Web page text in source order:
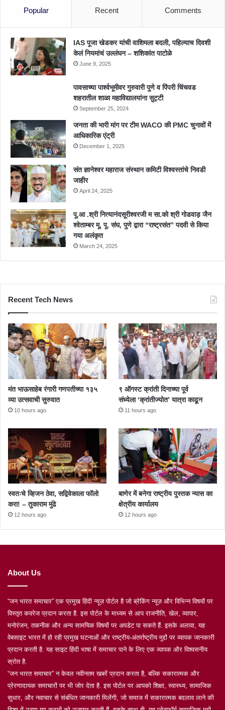
Popular Recent Comments
IAS पूजा खेडकर यांची वाशिमला बदली, पहिल्याच दिवशी
केलं नियमांचं उल्लंघन – शशिकांत पाटोळे
June 9, 2025
पावसाच्या पार्श्वभूमीवर गुरुवारी पुणे व पिंपरी चिंचवड
शहरातील शाळा महाविद्यालयांना सुट्टी
September 25, 2024
जनता की भारी मांग पर टीम WACO की PMC चुनावों में
आधिकारिक एंट्री
December 1, 2025
संत ज्ञानेश्वर महाराज संस्थान कमिटी विश्वस्तांचे निवडी
जाहीर
April 24, 2025
पू.आ .श्री नित्यानंदसूरीश्वरजी म सा.को श्री गोडवाड़ जैन
श्वेताम्बर मू. पू. संघ, पुणे द्वारा “राष्ट्रसंत” पदवी से किया
गया अलंकृत
March 24, 2025
Recent Tech News
मंत भाऊसाहेब रंगारी गणपतीच्या १३५
व्या उत्सवाची सुरुवात
10 hours ago
९ ऑगस्ट क्रांती दिनाच्या पूर्व
संध्येला ‘क्रांतीज्योत’ यात्रा काढून
11 hours ago
स्वतःचे व्हिजन ठेवा, सद्विवेकाला फॉलो
करा! – तुकाराम मुंढे
12 hours ago
बाणेर में बनेगा राष्ट्रीय पुस्तक न्यास का
क्षेत्रीय कार्यालय
12 hours ago
About Us
“जन भारत समाचार” एक प्रमुख हिंदी न्यूज़ पोर्टल है जो ब्रेकिंग न्यूज़ और विभिन्न विषयों पर
विस्तृत कवरेज प्रदान करता है. इस पोर्टल के माध्यम से आप राजनीति, खेल, व्यापार,
मनोरंजन, तकनीक और अन्य सामयिक विषयों पर अपडेट पा सकते हैं. इसके अलावा, यह
वेबसाइट भारत में हो रही प्रमुख घटनाओं और राष्ट्रीय-अंतर्राष्ट्रीय मुद्दों पर व्यापक जानकारी
प्रदान करती है. यह साइट हिंदी भाषा में समाचार पाने के लिए एक व्यापक और विश्वसनीय
स्रोत है.
“जन भारत समाचार” न केवल नवीनतम खबरें प्रदान करता है, बल्कि सकारात्मक और
प्रेरणादायक समाचारों पर भी जोर देता है. इस पोर्टल पर आपको शिक्षा, स्वास्थ्य, सामाजिक
सुधार, और नवाचार से संबंधित जानकारी मिलेंगी, जो समाज में सकारात्मक बदलाव लाने की